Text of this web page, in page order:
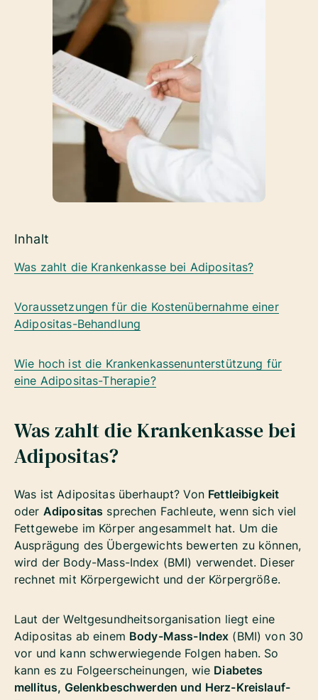
Inhalt
Was zahlt die Krankenkasse bei Adipositas?
Voraussetzungen für die Kostenübernahme einer
Adipositas-Behandlung
Wie hoch ist die Krankenkassenunterstützung für
eine Adipositas-Therapie?
Was zahlt die Krankenkasse bei
Adipositas?
Was ist Adipositas überhaupt? Von Fettleibigkeit
oder Adipositas sprechen Fachleute, wenn sich viel
Fettgewebe im Körper angesammelt hat. Um die
Ausprägung des Übergewichts bewerten zu können,
wird der Body-Mass-Index (BMI) verwendet. Dieser
rechnet mit Körpergewicht und der Körpergröße.
Laut der Weltgesundheitsorganisation liegt eine
Adipositas ab einem Body-Mass-Index (BMI) von 30
vor und kann schwerwiegende Folgen haben. So
kann es zu Folgeerscheinungen, wie Diabetes
mellitus, Gelenkbeschwerden und Herz-Kreislauf-